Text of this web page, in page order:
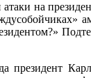
на